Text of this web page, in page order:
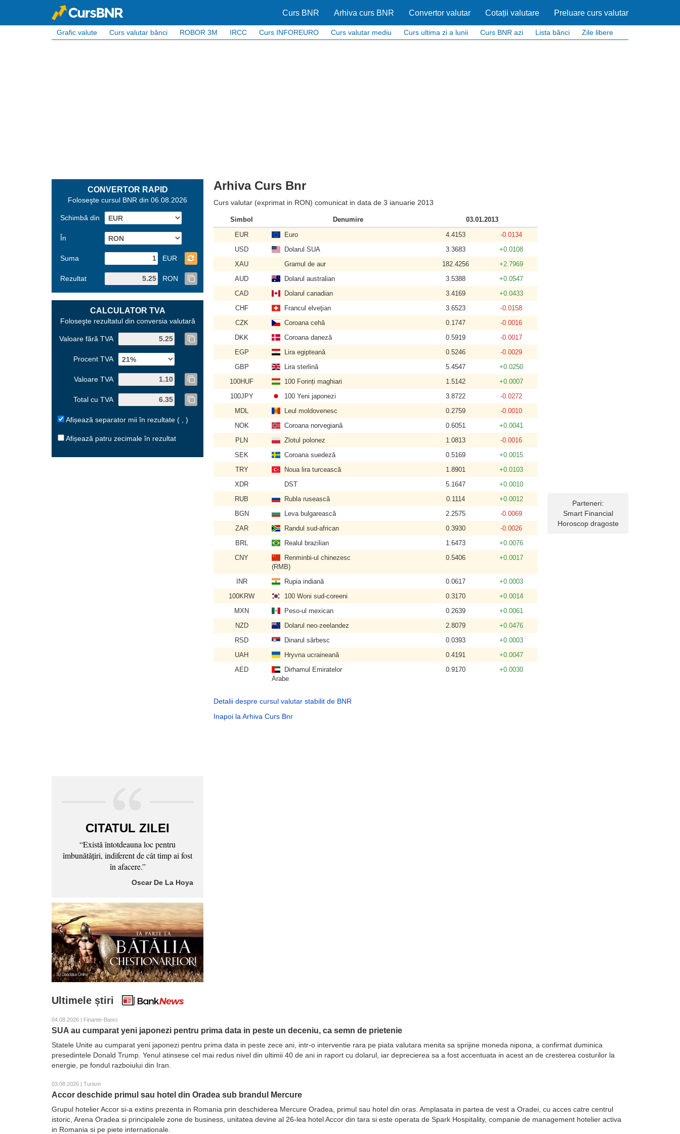
Curs BNR Arhiva curs BNR Convertor valutar Cotații valutare Preluare curs valutar
Grafic valute Curs valutar bănci ROBOR 3M IRCC Curs INFOREURO Curs valutar mediu Curs ultima zi a lunii Curs BNR azi Lista bănci Zile libere
CONVERTOR RAPID
Foloseşte cursul BNR din 06.08.2026
Schimbă din
În
Suma EUR
Rezultat RON
CALCULATOR TVA
Foloseşte rezultatul din conversia valutară
Valoare fără TVA
Procent TVA
Valoare TVA
Total cu TVA
Afișează separator mii în rezultate ( , )
Afișează patru zecimale în rezultat
CITATUL ZILEI
“Există întotdeauna loc pentru
îmbunătăţiri, indiferent de cât timp ai fost
în afacere.”
Oscar De La Hoya
Arhiva Curs Bnr
Curs valutar (exprimat in RON) comunicat in data de 3 ianuarie 2013
Simbol Denumire
03.01.2013
EUR
Euro 4.4153
-0.0134
USD
Dolarul SUA 3.3683
+0.0108
XAU
Gramul de aur 182.4256
+2.7969
AUD
Dolarul australian 3.5388
+0.0547
CAD
Dolarul canadian 3.4169
+0.0433
CHF
Francul elveţian 3.6523
-0.0158
CZK
Coroana cehă 0.1747
-0.0016
DKK
Coroana daneză 0.5919
-0.0017
EGP
Lira egipteană 0.5246
-0.0029
GBP
Lira sterlină 5.4547
+0.0250
100HUF
100 Forinți maghiari 1.5142
+0.0007
100JPY
100 Yeni japonezi 3.8722
-0.0272
MDL
Leul moldovenesc 0.2759
-0.0010
NOK
Coroana norvegiană 0.6051
+0.0041
PLN
Zlotul polonez 1.0813
-0.0016
SEK
Coroana suedeză 0.5169
+0.0015
TRY
Noua lira turcească 1.8901
+0.0103
XDR
DST 5.1647
+0.0010
RUB
Rubla rusească 0.1114
+0.0012
BGN
Leva bulgarească 2.2575
-0.0069
ZAR
Randul sud-african 0.3930
-0.0026
BRL
Realul brazilian 1.6473
+0.0076
CNY
Renminbi-ul chinezesc
(RMB)
0.5406 +0.0017
INR Rupia indiană 0.0617
+0.0003
100KRW
100 Woni sud-coreeni 0.3170
+0.0014
MXN
Peso-ul mexican 0.2639
+0.0061
NZD
Dolarul neo-zeelandez 2.8079
+0.0476
RSD
Dinarul sârbesc 0.0393
+0.0003
UAH
Hryvna ucraineană 0.4191
+0.0047
AED
Dirhamul Emiratelor
Arabe
0.9170 +0.0030
Detalii despre cursul valutar stabilit de BNR
Inapoi la Arhiva Curs Bnr
Parteneri:
Smart Financial
Horoscop dragoste
Ultimele știri
04.08.2026 | Finante-Banci
SUA au cumparat yeni japonezi pentru prima data in peste un deceniu, ca semn de prietenie
Statele Unite au cumparat yeni japonezi pentru prima data in peste zece ani, intr-o interventie rara pe piata valutara menita sa sprijine moneda nipona, a confirmat duminica
presedintele Donald Trump. Yenul atinsese cel mai redus nivel din ultimii 40 de ani in raport cu dolarul, iar deprecierea sa a fost accentuata in acest an de cresterea costurilor la
energie, pe fondul razboiului din Iran.
03.08.2026 | Turism
Accor deschide primul sau hotel din Oradea sub brandul Mercure
Grupul hotelier Accor si-a extins prezenta in Romania prin deschiderea Mercure Oradea, primul sau hotel din oras. Amplasata in partea de vest a Oradei, cu acces catre centrul
istoric, Arena Oradea si principalele zone de business, unitatea devine al 26-lea hotel Accor din tara si este operata de Spark Hospitality, companie de management hotelier activa
in Romania si pe piete internationale.